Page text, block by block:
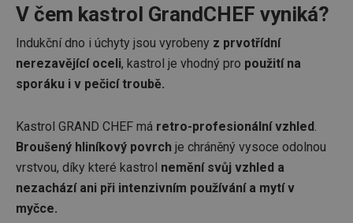
V čem kastrol GrandCHEF vyniká?
Indukční dno i úchyty jsou vyrobeny z prvotřídní
nerezavějící oceli, kastrol je vhodný pro použití na
sporáku i v pečicí troubě.
Kastrol GRAND CHEF má retro-profesionální vzhled.
Broušený hliníkový povrch je chráněný vysoce odolnou
vrstvou, díky které kastrol nemění svůj vzhled a
nezachází ani při intenzivním používání a mytí v
myčce.